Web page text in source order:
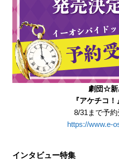
劇団☆新
『アケチコ
8/31まで予約
https://www.e-
インタビュー特集